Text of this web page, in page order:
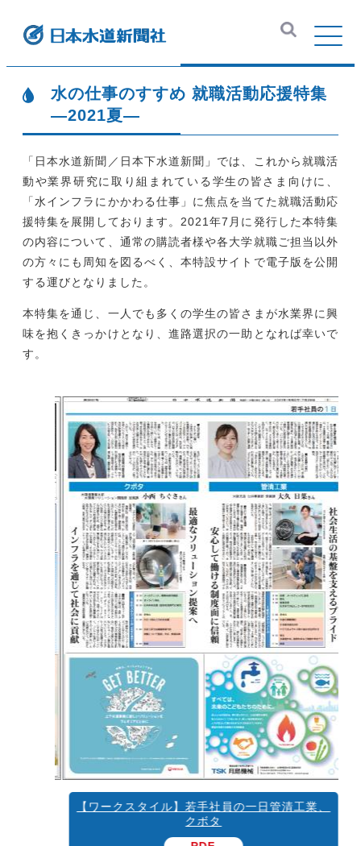
水の仕事のすすめ 就職活動応援特集
―2021夏―
「日本水道新聞／日本下水道新聞」では、これから就職活
動や業界研究に取り組まれている学生の皆さま向けに、
「水インフラにかかわる仕事」に焦点を当てた就職活動応
援特集を展開しております。2021年7月に発行した本特集
の内容について、通常の購読者様や各大学就職ご担当以外
の方々にも周知を図るべく、本特設サイトで電子版を公開
する運びとなりました。
本特集を通じ、一人でも多くの学生の皆さまが水業界に興
味を抱くきっかけとなり、進路選択の一助となれば幸いで
す。
【ワークスタイル】若手社員の一日管清工業、
クボタ